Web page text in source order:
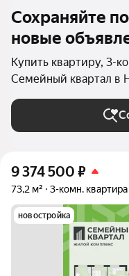
Сохраняйте
новые
Купить квартиру, 3-
Семейный квартал в
9 374 500 ₽
73,2 м² 3-комн. квартира
новостройка